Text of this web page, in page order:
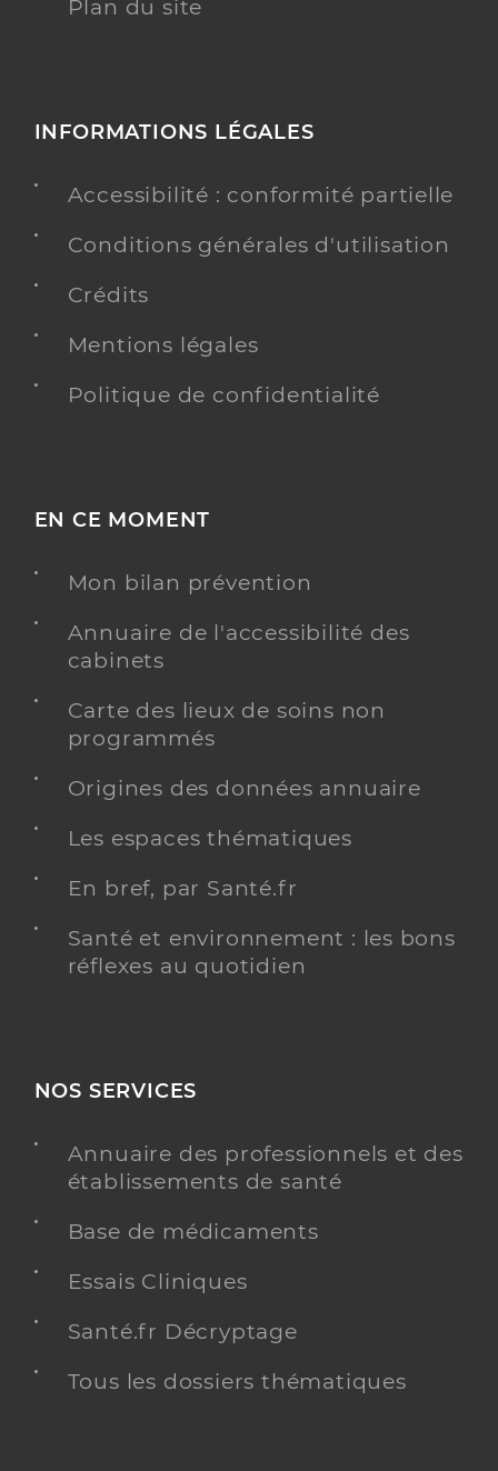
Plan du site
INFORMATIONS LÉGALES
Accessibilité : conformité partielle
Conditions générales d'utilisation
Crédits
Mentions légales
Politique de confidentialité
EN CE MOMENT
Mon bilan prévention
Annuaire de l'accessibilité des
cabinets
Carte des lieux de soins non
programmés
Origines des données annuaire
Les espaces thématiques
En bref, par Santé.fr
Santé et environnement : les bons
réflexes au quotidien
NOS SERVICES
Annuaire des professionnels et des
établissements de santé
Base de médicaments
Essais Cliniques
Santé.fr Décryptage
Tous les dossiers thématiques